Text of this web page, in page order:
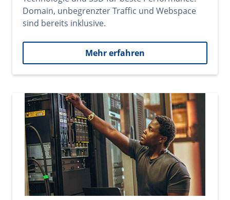
Domain, unbegrenzter Traffic und Webspace
sind bereits inklusive.
Mehr erfahren